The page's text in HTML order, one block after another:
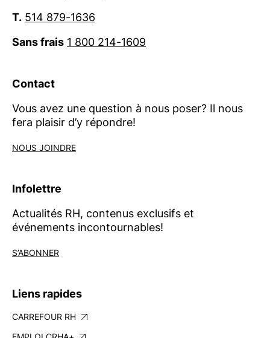
T. 514 879-1636
Sans frais 1 800 214-1609
Contact
Vous avez une question à nous poser? Il nous
fera plaisir d’y répondre!
NOUS JOINDRE
Infolettre
Actualités RH, contenus exclusifs et
événements incontournables!
S’ABONNER
Liens rapides
CARREFOUR RH